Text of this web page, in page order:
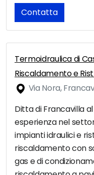
Contatta
Termoidraulica di
Riscaldamento e
Via Nora,
Ditta di Francavilla
esperienza nel
impianti idraulici e
riscaldamento con
gas e di